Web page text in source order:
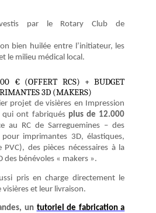
par le Rotary Club de
bien huilée entre l’initiateur, les
le milieu médical local.
€ (OFFERT RCS) + BUDGET
3D (MAKERS)
projet de visières en Impression
qui ont fabriqués plus de 12.000
au RC de Sarreguemines – des
imprimantes 3D, élastiques,
des pièces nécessaires à la
bénévoles « makers ».
pris en charge directement le
et leur livraison.
un tutoriel de fabrication a